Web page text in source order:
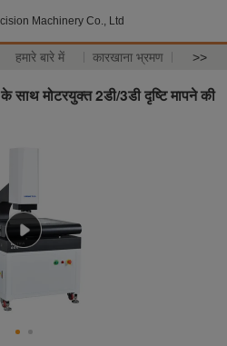
Machinery Co., Ltd
हमारे बारे में कारखाना भ्रमण >>
साथ मोटरयुक्त 2डी/3डी दृष्टि मापने की